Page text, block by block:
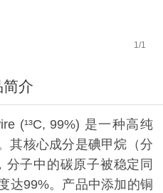
1 /1
简介
(¹³C, 99%) 是一种高纯
其核心成分是碘甲烷（分
分子中的碳原子被稳定同
达99%。产品中添加的铜